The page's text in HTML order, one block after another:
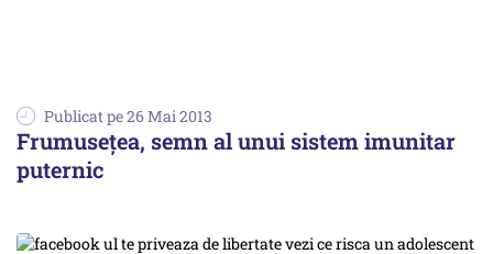
Publicat pe 26 Mai 2013
Frumusețea, semn al unui sistem imunitar
puternic